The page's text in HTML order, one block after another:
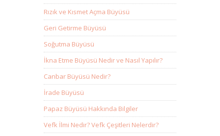
Rızık ve Kısmet Açma Büyüsü
Geri Getirme Büyüsü
Soğutma Büyüsü
İkna Etme Büyüsü Nedir ve Nasıl Yapılır?
Canbar Büyüsü Nedir?
İrade Büyüsü
Papaz Büyüsü Hakkında Bilgiler
Vefk İlmi Nedir? Vefk Çeşitleri Nelerdir?